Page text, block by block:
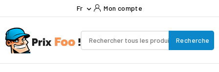
Fr  Mon compte
Recherche